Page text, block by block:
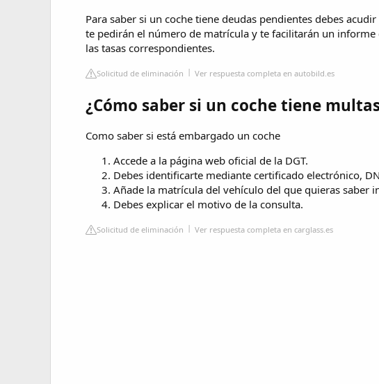
Para saber si un coche tiene deudas pendientes debes
te pedirán el número de matrícula y te facilitarán un
las tasas correspondientes.
Solicitud de eliminación Ver respuesta completa en autobild.es
¿Cómo saber si un coche tiene
Como saber si está embargado un coche
Accede a la página web oficial de la DGT.
Debes identificarte mediante certificado electrónico,
Añade la matrícula del vehículo del que quieras saber
Debes explicar el motivo de la consulta.
Solicitud de eliminación Ver respuesta completa en carglass.es